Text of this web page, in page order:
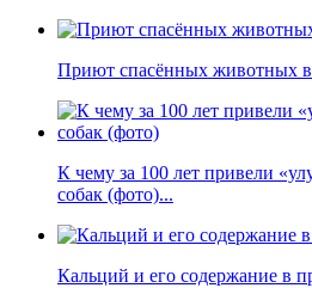
Приют спасённых животных в
К чему за 100 лет привели
собак (фото)...
Кальций и его содержание в